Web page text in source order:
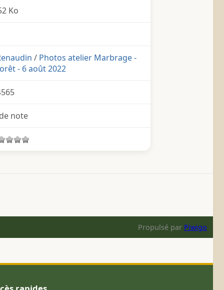
Ko
/ Photos atelier Marbrage -
- 6 août 2022
note
Propulsé par Piwigo